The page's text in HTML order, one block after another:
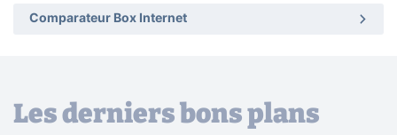
Comparateur Box Internet
Les derniers bons plans